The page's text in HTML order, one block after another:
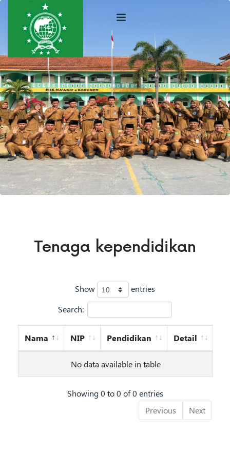
Tenaga kependidikan
Show
entries
Search:
Nama NIP Pendidikan Detail
No data available in table
Showing 0 to 0 of 0 entries
Previous
Next